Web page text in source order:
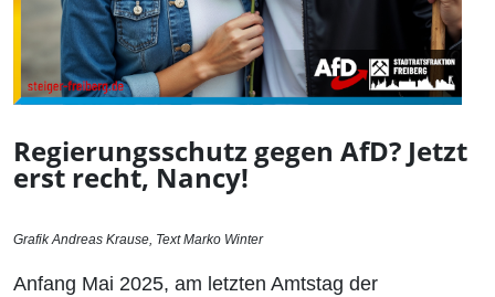
Regierungsschutz gegen AfD? Jetzt
erst recht, Nancy!
Grafik Andreas Krause, Text Marko Winter
Anfang Mai 2025, am letzten Amtstag der